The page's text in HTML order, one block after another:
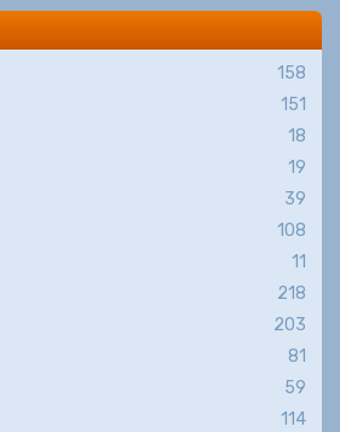
158
151
18
19
39
108
11
218
203
81
59
114